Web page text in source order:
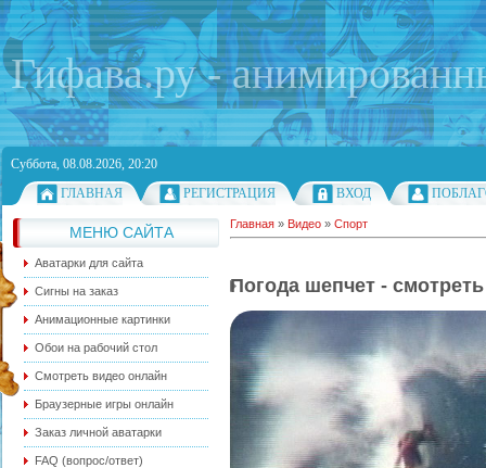
Гифава.ру -
Суббота, 08.08.2026, 20:20
ГЛАВНАЯ
РЕГИСТРАЦИЯ ВХОД
МЕНЮ САЙТА
Аватарки для сайта
Сигны на заказ
Анимационные картинки
Обои на рабочий стол
Смотреть видео онлайн
Браузерные игры онлайн
Заказ личной аватарки
FAQ (вопрос/ответ)
Главная » Видео » Спорт
Погода шепчет -